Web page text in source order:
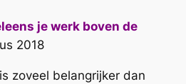
je werk boven de
2018
zoveel belangrijker dan